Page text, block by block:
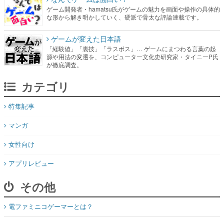
ゲーム開発者・hamatsu氏がゲームの魅力を画面や操作の具体的
な形から解き明かしていく、硬派で骨太な評論連載です。
ゲームが変えた日本語
「経験値」「裏技」「ラスボス」… ゲームにまつわる言葉の起
源や用法の変遷を、コンピューター文化史研究家・タイニーP氏
が徹底調査。
カテゴリ
特集記事
マンガ
女性向け
アプリレビュー
その他
電ファミニコゲーマーとは？